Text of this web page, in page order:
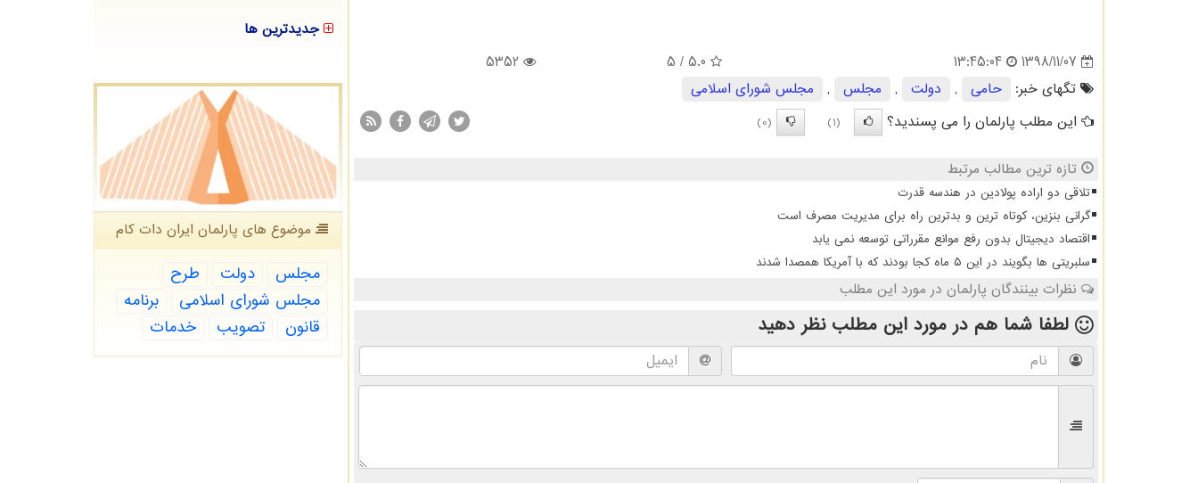
1398/11/07
13:45:04
5.0
/ 5
5352
تگهای خبر:
حامی , دولت , مجلس ,
مجلس شورای اسلامی
این مطلب پارلمان را می پسندید؟
(1)
(0)
تازه ترین مطالب مرتبط
تلاقی دو اراده پولادین در هندسه قدرت
گرانی بنزین، کوتاه ترین و بدترین راه برای مدیریت مصرف است
اقتصاد دیجیتال بدون رفع موانع مقرراتی توسعه نمی یابد
سلبریتی ها بگویند در این ۵ ماه کجا بودند که با آمریکا همصدا شدند
نظرات بینندگان پارلمان در مورد این مطلب
لطفا شما هم در مورد این مطلب نظر دهید
جدیدترین ها
موضوع های پارلمان ایران دات كام
مجلس دولت
طرح
مجلس شورای اسلامی
برنامه
قانون
تصویب خدمات